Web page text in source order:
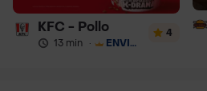
KFC - Pollo
13 min · ENVÍO GRATIS
4